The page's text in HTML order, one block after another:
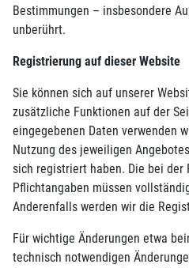
Bestimmungen – insbesondere
unberührt.
Registrierung auf dieser Website
Sie können sich auf unserer
zusätzliche Funktionen auf der
eingegebenen Daten verwenden
Nutzung des jeweiligen
sich registriert haben. Die bei der
Pflichtangaben müssen
Anderenfalls werden wir die
Für wichtige Änderungen etwa
technisch notwendigen